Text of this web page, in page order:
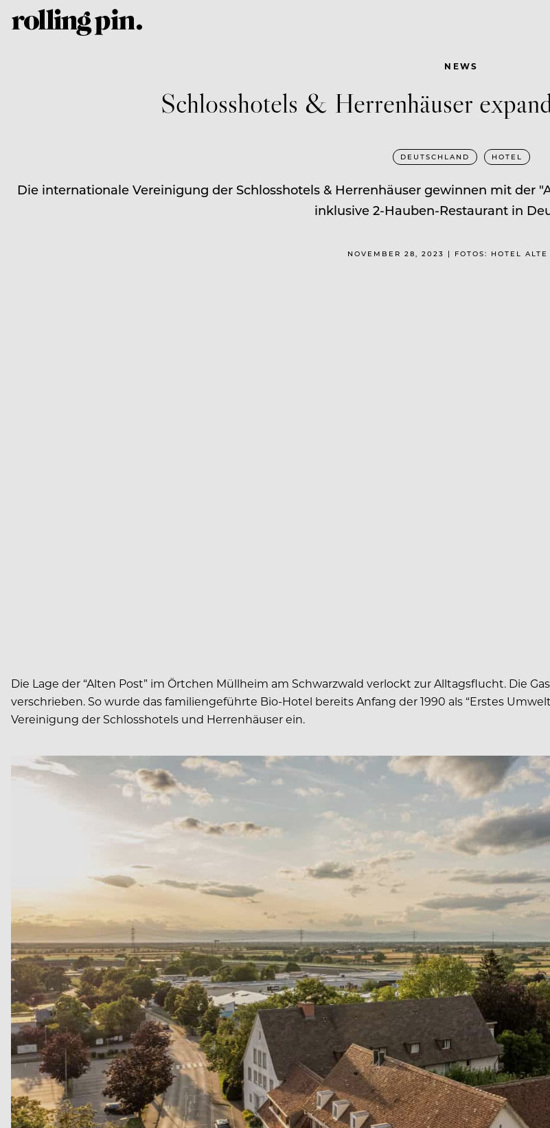
NEWS
Schlosshotels & Herrenhäuser
DEUTSCHLAND HOTEL
Die internationale Vereinigung der Schlosshotels & Herrenhäuser gewinnen mit der
inklusive 2-Hauben-Restaurant in
NOVEMBER 28, 2023 | FOTOS: HOTEL ALTE
Die Lage der “Alten Post” im Örtchen Müllheim am Schwarzwald verlockt zur Alltagsflucht. Die
verschrieben. So wurde das familiengeführte Bio-Hotel bereits Anfang der 1990 als “Erstes
Vereinigung der Schlosshotels und Herrenhäuser ein.